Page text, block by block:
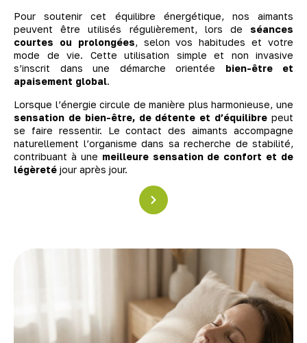
Pour soutenir cet équilibre énergétique, nos aimants
peuvent être utilisés régulièrement, lors de séances
courtes ou prolongées, selon vos habitudes et votre
mode de vie. Cette utilisation simple et non invasive
s’inscrit dans une démarche orientée bien-être et
apaisement global.
Lorsque l’énergie circule de manière plus harmonieuse, une
sensation de bien-être, de détente et d’équilibre peut
se faire ressentir. Le contact des aimants accompagne
naturellement l’organisme dans sa recherche de stabilité,
contribuant à une meilleure sensation de confort et de
légèreté jour après jour.